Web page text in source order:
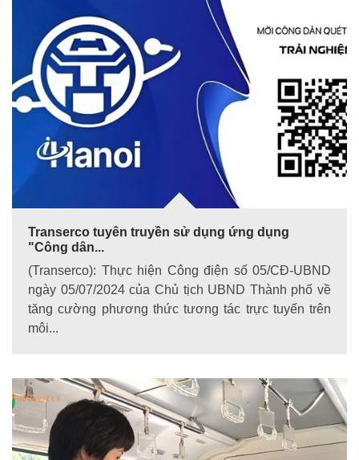
Transerco tuyên truyền sử dụng ứng dụng
"Công dân...
(Transerco): Thực hiện Công điện số 05/CĐ-UBND
ngày 05/07/2024 của Chủ tịch UBND Thành phố về
tăng cường phương thức tương tác trực tuyến trên
môi...